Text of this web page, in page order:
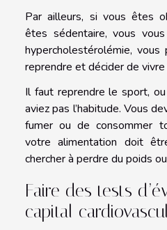
Par ailleurs, si vous êtes
êtes sédentaire, vous
hypercholestérolémie, vous
reprendre et décider de
Il faut reprendre le sport, ou
aviez pas l’habitude. Vous
fumer ou de consommer
votre alimentation doit
chercher à perdre du poids
Faire des tests
capital